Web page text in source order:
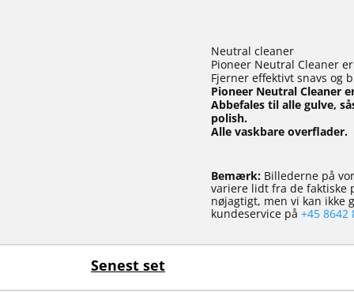
Neutral cleaner
Pioneer Neutral Cleaner
Fjerner effektivt snavs og
Pioneer Neutral Cleaner
Abbefales til alle gulve,
polish.
Alle vaskbare overflader.
Bemærk:Billederne på
variere lidt fra de faktiske
nøjagtigt, men vi kan ikke
kundeservice på +45 8642
Senest set